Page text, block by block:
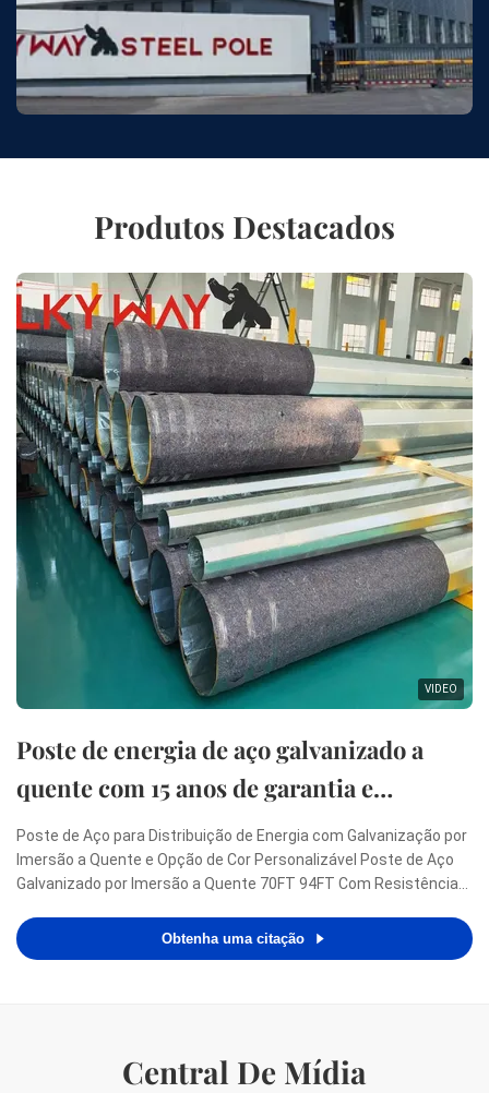
Produtos Destacados
VIDEO
Poste de energia de aço galvanizado a
quente com 15 anos de garantia e
velocidade do vento de 160 Km/hora para
distribuição de eletricidade
Poste de Aço para Distribuição de Energia com Galvanização por
Imersão a Quente e Opção de Cor Personalizável Poste de Aço
Galvanizado por Imersão a Quente 70FT 94FT Com Resistência
Distribuição de eletricidade Forma Conóide, Multi-piramidal, ...
Obtenha uma citação
Central De Mídia